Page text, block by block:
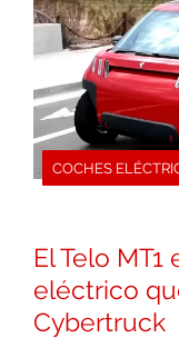
COCHES
El Telo
eléctrico
Cybertruck